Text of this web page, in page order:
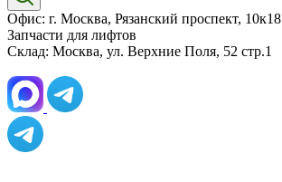
Офис: г. Москва, Рязанский проспект, 10к18
Запчасти для лифтов
Склад: Москва, ул. Верхние Поля, 52 стр.1